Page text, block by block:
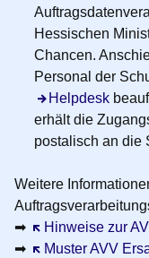
Hessischen
Chancen.
Personal der
Helpdesk
erhält die
postalisch an die
Weitere
➡
Hinweise zur
Öffnet sich in
➡
Muster AVV
Öffnet sich in